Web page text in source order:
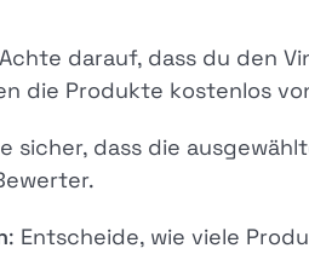
darauf, dass du den
die Produkte kostenlos
sicher, dass die
: Entscheide, wie viele